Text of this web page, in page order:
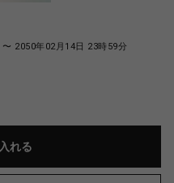
2050年02月14日 23時59分
れる